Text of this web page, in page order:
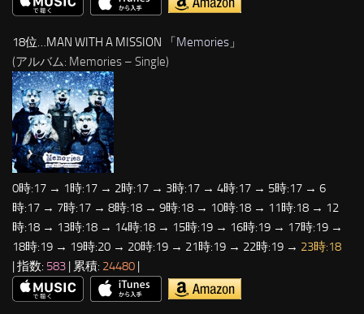
18位…MAN WITH A MISSION 「Memories 」
(アルバム: Memories – Single)
0時:17 → 1時:17 → 2時:17 → 3時:17 → 4時:17 → 5時:17 → 6
時:17 → 7時:17 → 8時:18 → 9時:18 → 10時:18 → 11時:18 → 12
時:18 → 13時:18 → 14時:18 → 15時:19 → 16時:19 → 17時:19 →
18時:19 → 19時:20 → 20時:19 → 21時:19 → 22時:19 → 23時:18
| 指数: 583 | 累積: 24480 |